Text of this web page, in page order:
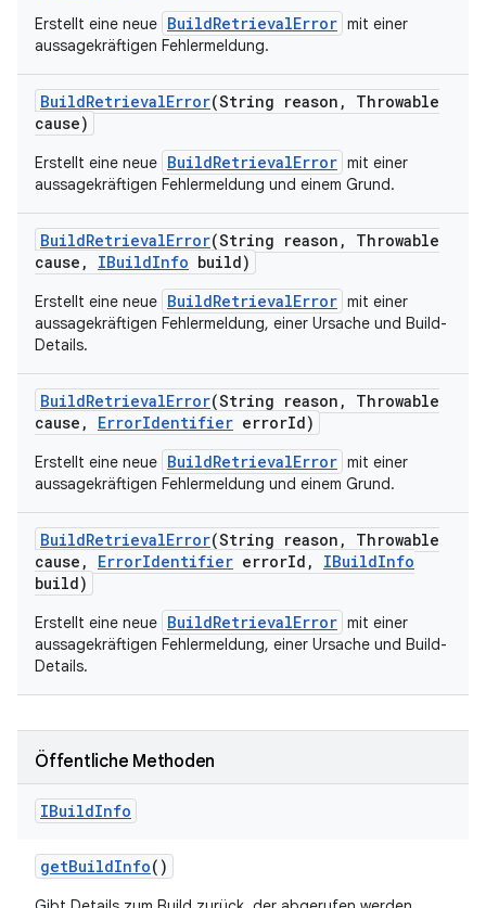
Erstellt eine neue BuildRetrievalError mit einer
aussagekräftigen Fehlermeldung.
BuildRetrievalError(String reason ,
Throwable
cause)
Erstellt eine neue BuildRetrievalError mit einer
aussagekräftigen Fehlermeldung und einem Grund.
BuildRetrievalError(String reason ,
Throwable
cause , IBuildInfo build)
Erstellt eine neue BuildRetrievalError mit einer
aussagekräftigen Fehlermeldung, einer Ursache und Build-
Details.
BuildRetrievalError(String reason ,
Throwable
cause , ErrorIdentifier errorId)
Erstellt eine neue BuildRetrievalError mit einer
aussagekräftigen Fehlermeldung und einem Grund.
BuildRetrievalError(String reason ,
Throwable
cause , ErrorIdentifier errorId , IBuildInfo
build)
Erstellt eine neue BuildRetrievalError mit einer
aussagekräftigen Fehlermeldung, einer Ursache und Build-
Details.
Öffentliche Methoden
IBuildInfo
getBuildInfo()